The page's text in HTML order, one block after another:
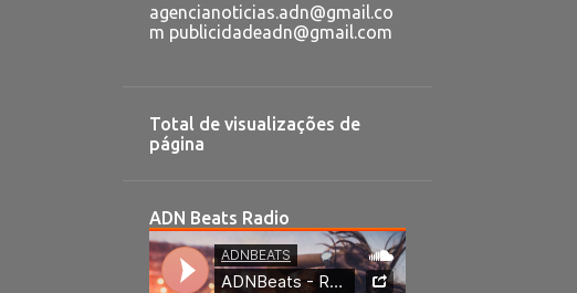
agencianoticias.adn@gmail.co
m publicidadeadn@gmail.com
Total de visualizações de
página
ADN Beats Radio